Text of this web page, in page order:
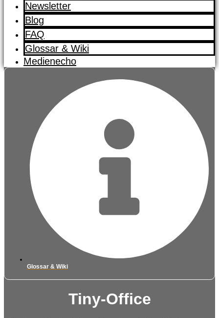
Newsletter
Blog
FAQ
Glossar & Wiki
Medienecho
Glossar & Wiki
Tiny-Office